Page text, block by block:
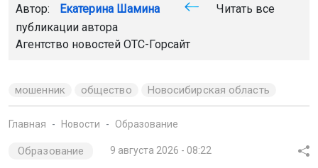
Автор: Екатерина Шамина
Читать все
публикации автора
Агентство новостей ОТС-Горсайт
мошенник общество Новосибирская область
Главная Новости Образование
Образование 9 августа 2026 - 08:22